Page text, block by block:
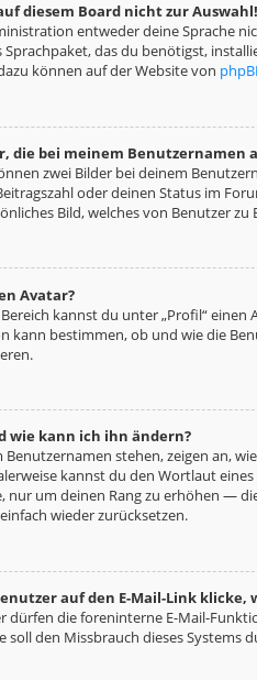
diesem Board nicht zur Auswahl!
entweder deine Sprache
das du benötigst,
können auf der Website von
die bei meinem Benutzernamen
zwei Bilder bei deinem
oder deinen Status im
Bild, welches von Benutzer
Avatar?
kannst du unter „Profil“
kann bestimmen, ob und wie die
wie kann ich ihn ändern?
Benutzernamen stehen, zeigen an,
kannst du den Wortlaut
nur um deinen Rang zu erhöhen —
wieder zurücksetzen.
auf den E-Mail-Link
dürfen die foreninterne E-Mail-
soll den Missbrauch dieses Systems